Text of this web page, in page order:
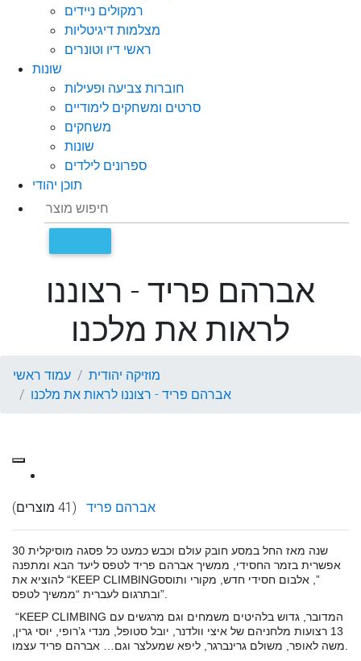
רמקולים ניידים
מצלמות דיגיטליות
ראשי דיו וטונרים
שונות
חוברות צביעה ופעילות
סרטים ומשחקים לימודיים
משחקים
שונות
ספרונים לילדים
תוכן יהודי
אברהם פריד - רצוננו
לראות את מלכנו
עמוד ראשי
מוזיקה יהודית
אברהם פריד - רצוננו לראות את מלכנו
אברהם פריד (41 מוצרים)
30 שנה מאז החל במסע חובק עולם וכבש כמעט כל פסגה מוסיקלית
אפשרית בזמר החסידי, ממשיך אברהם פריד לטפס ליעד הבא ומתפנה
להוציא את “KEEP CLIMBING‏”, אלבום חסידי חדש, מקורי ותוסס
ובתרגום לעברית “ממשיך לטפס”.
“KEEP CLIMBING המדובר, גדוש בלהיטים משמחים וגם מרגשים עם
13 רצועות מלחניהם של איצי וולדנר, יובל סטופל, מנדי ג’רופי, יוסי גרין,